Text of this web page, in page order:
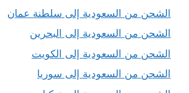
الشحن من السعودية إلى سلطنة عمان
الشحن من السعودية إلى البحرين
الشحن من السعودية إلى الكويت
الشحن من السعودية إلى سوريا